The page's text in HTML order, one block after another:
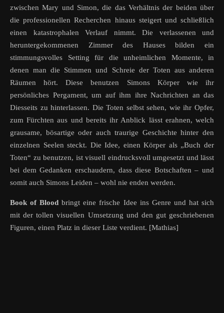
zwischen Mary und Simon, die das Verhältnis der beiden über
die professionellen Recherchen hinaus steigert und schließlich
einen katastrophalen Verlauf nimmt. Die verlassenen und
heruntergekommenen Zimmer des Hauses bilden ein
stimmungsvolles Setting für die unheimlichen Momente, in
denen man die Stimmen und Schreie der Toten aus anderen
Räumen hört. Diese benutzen Simons Körper wie ihr
persönliches Pergament, um auf ihm ihre Nachrichten an das
Diesseits zu hinterlassen. Die Toten selbst sehen, wie ihr Opfer,
zum Fürchten aus und bereits ihr Anblick lässt erahnen, welch
grausame, bösartige oder auch traurige Geschichte hinter den
einzelnen Seelen steckt. Die Idee, einen Körper als „Buch der
Toten“ zu benutzen, ist visuell eindrucksvoll umgesetzt und lässt
bei dem Gedanken erschaudern, dass diese Botschaften – und
somit auch Simons Leiden – wohl nie enden werden.
Book of Blood bringt eine frische Idee ins Genre und hat sich
mit der tollen visuellen Umsetzung und den gut geschriebenen
Figuren, einen Platz in dieser Liste verdient. [Mathias]